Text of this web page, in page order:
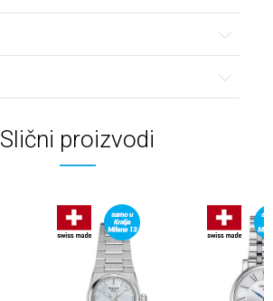
Slični proizvodi